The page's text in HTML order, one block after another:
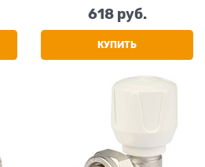
618 руб.
КУПИТЬ